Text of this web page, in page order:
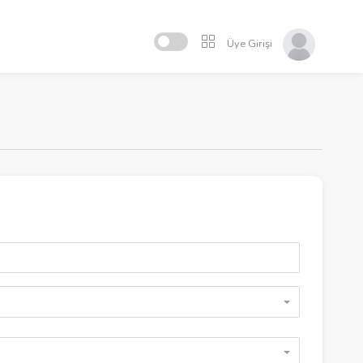
Üye Girişi